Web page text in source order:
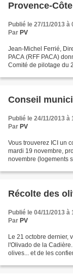
Provence-
Publié le 27/11/2013 à
Par PV
Jean-Michel Ferrié,
PACA (RFF PACA)
Comité de pilotage du
Conseil
Publié le 24/11/2013 à
Par PV
Vous trouverez ICI un
mardi 19 novembre,
novembre (logements
Récolte des
Publié le 04/11/2013 à
Par PV
Le 21 octobre dernier,
l'Olivado de la
olives... et de les